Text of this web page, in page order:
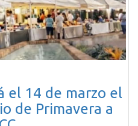
el 14 de marzo el
de Primavera a